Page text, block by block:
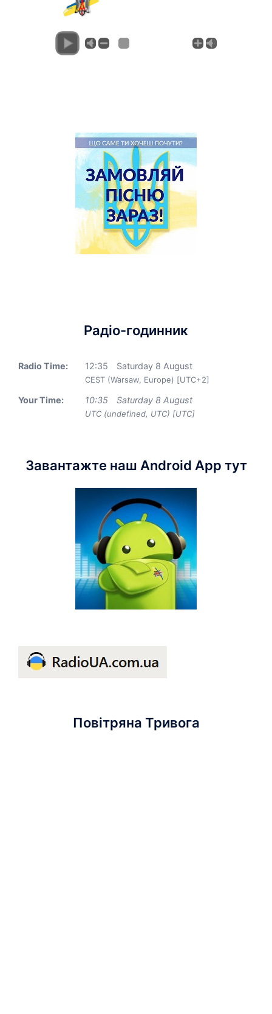
Радіо-годинник
Radio Time: 12:35 Saturday 8 August
CEST (Warsaw, Europe) [UTC+2]
Your Time: 10:35 Saturday 8 August
UTC (undefined, UTC) [UTC]
Завантажте наш Android App тут
Повітряна Тривога